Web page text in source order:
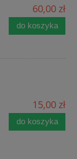
60,00 zł
do koszyka
15,00 zł
do koszyka